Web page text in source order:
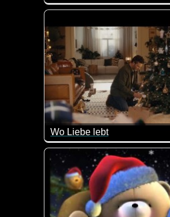
Wenn das nicht super lieb
Wo Liebe lebt
Wenn dir die Worte fehlen,
Wir wissen nicht immer,